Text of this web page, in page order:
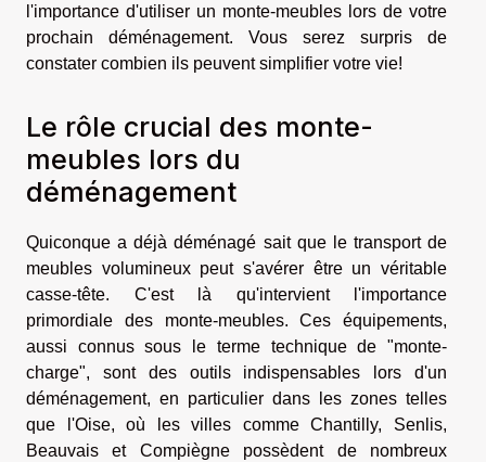
l'importance d'utiliser un monte-meubles lors de votre
prochain déménagement. Vous serez surpris de
constater combien ils peuvent simplifier votre vie!
Le rôle crucial des monte-
meubles lors du
déménagement
Quiconque a déjà déménagé sait que le transport de
meubles volumineux peut s'avérer être un véritable
casse-tête. C'est là qu'intervient l'importance
primordiale des monte-meubles. Ces équipements,
aussi connus sous le terme technique de "monte-
charge", sont des outils indispensables lors d'un
déménagement, en particulier dans les zones telles
que l'Oise, où les villes comme Chantilly, Senlis,
Beauvais et Compiègne possèdent de nombreux